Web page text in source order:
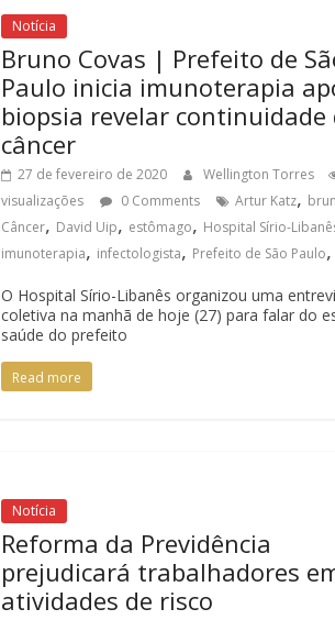
Notícia
Bruno Covas | Prefeito de
Paulo inicia imunoterapia
biopsia revelar continuidade
câncer
27 de fevereiro de 2020 Wellington Torres
visualizações
0 Comments Artur Katz,
Câncer, David Uip, estômago, Hospital Sírio-
imunoterapia, infectologista, Prefeito de São Paulo,
O Hospital Sírio-Libanês organizou uma
coletiva na manhã de hoje (27) para falar do
saúde do prefeito
Read more
Notícia
Reforma da Previdência
prejudicará trabalhadores
atividades de risco